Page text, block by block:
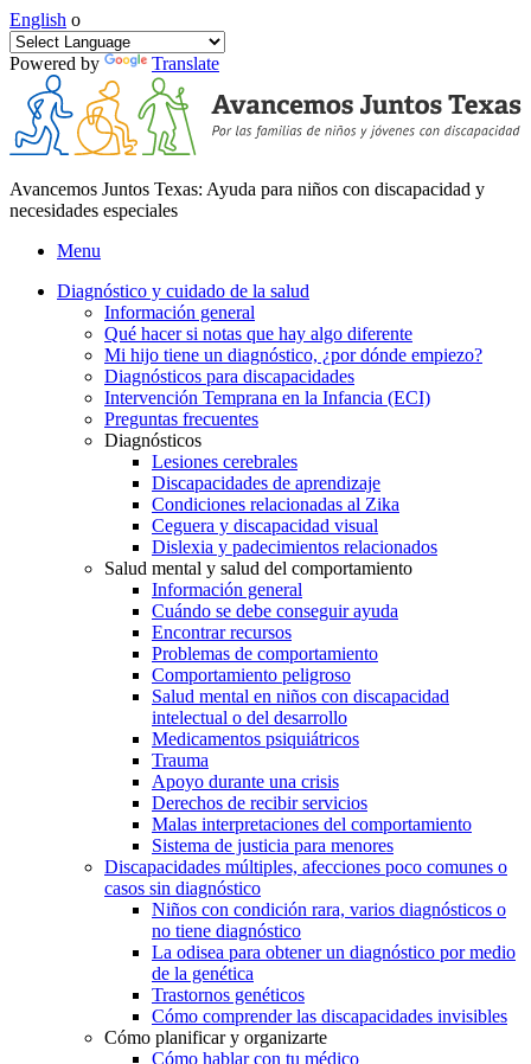
English o
Powered by Translate
Avancemos Juntos Texas: Ayuda para niños con discapacidad y
necesidades especiales
Menu
Diagnóstico y cuidado de la salud
Información general
Qué hacer si notas que hay algo diferente
Mi hijo tiene un diagnóstico, ¿por dónde empiezo?
Diagnósticos para discapacidades
Intervención Temprana en la Infancia (ECI)
Preguntas frecuentes
Diagnósticos
Lesiones cerebrales
Discapacidades de aprendizaje
Condiciones relacionadas al Zika
Ceguera y discapacidad visual
Dislexia y padecimientos relacionados
Salud mental y salud del comportamiento
Información general
Cuándo se debe conseguir ayuda
Encontrar recursos
Problemas de comportamiento
Comportamiento peligroso
Salud mental en niños con discapacidad
intelectual o del desarrollo
Medicamentos psiquiátricos
Trauma
Apoyo durante una crisis
Derechos de recibir servicios
Malas interpretaciones del comportamiento
Sistema de justicia para menores
Discapacidades múltiples, afecciones poco comunes o
casos sin diagnóstico
Niños con condición rara, varios diagnósticos o
no tiene diagnóstico
La odisea para obtener un diagnóstico por medio
de la genética
Trastornos genéticos
Cómo comprender las discapacidades invisibles
Cómo planificar y organizarte
Cómo hablar con tu médico